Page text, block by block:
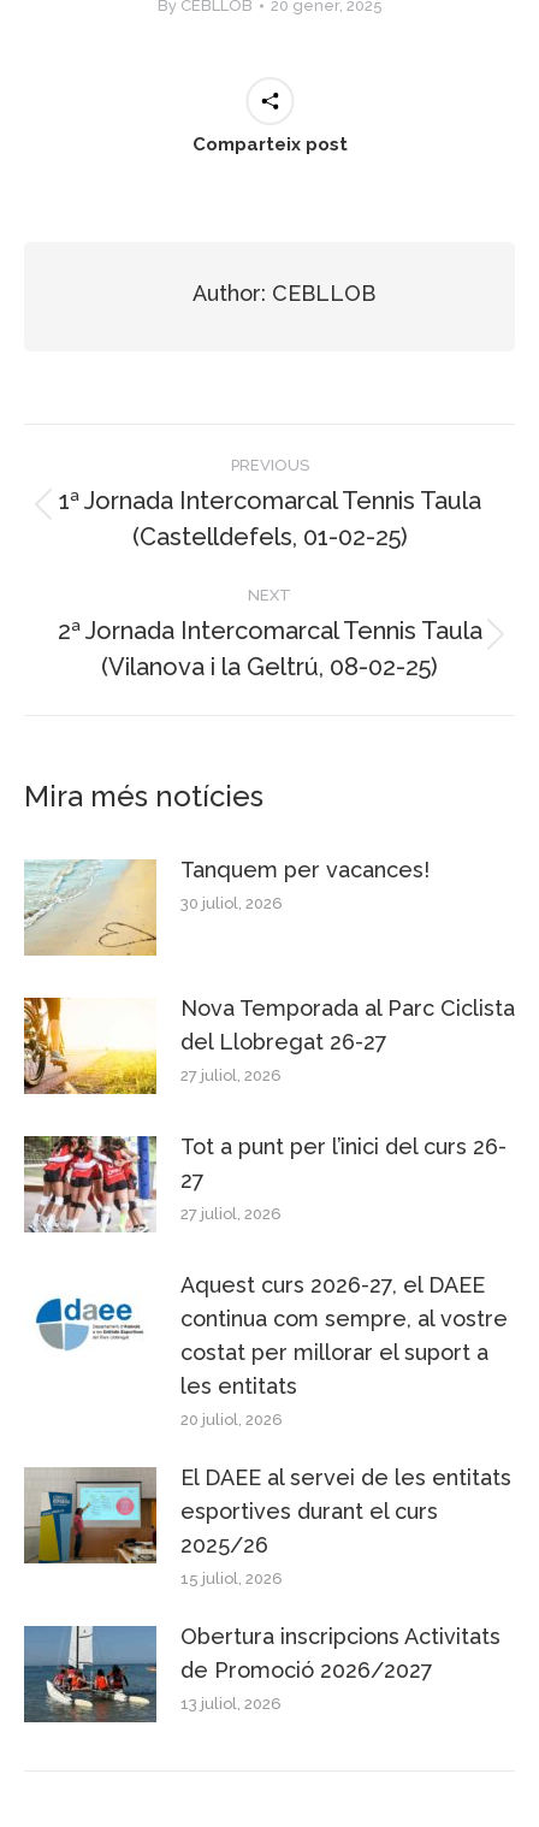
By CEBLLOB 20 gener, 2025
Comparteix post
Author: CEBLLOB
navigation
PREVIOUS
post:
1ª Jornada Intercomarcal Tennis Taula
(Castelldefels, 01-02-25)
NEXT
post:
2ª Jornada Intercomarcal Tennis Taula
(Vilanova i la Geltrú, 08-02-25)
Mira més notícies
Tanquem per vacances!
30 juliol, 2026
Nova Temporada al Parc Ciclista
del Llobregat 26-27
27 juliol, 2026
Tot a punt per l’inici del curs 26-
27
27 juliol, 2026
Aquest curs 2026-27, el DAEE
continua com sempre, al vostre
costat per millorar el suport a
les entitats
20 juliol, 2026
El DAEE al servei de les entitats
esportives durant el curs
2025/26
15 juliol, 2026
Obertura inscripcions Activitats
de Promoció 2026/2027
13 juliol, 2026